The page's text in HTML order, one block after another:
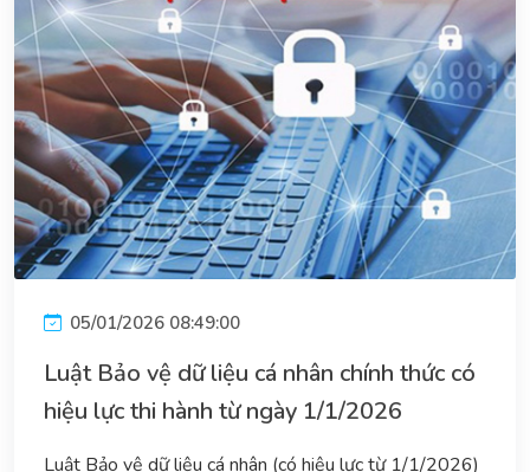
05/01/2026 08:49:00
Luật Bảo vệ dữ liệu cá nhân chính thức có
hiệu lực thi hành từ ngày 1/1/2026
Luật Bảo vệ dữ liệu cá nhân (có hiệu lực từ 1/1/2026)